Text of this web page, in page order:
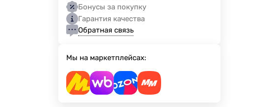
Бонусы за покупку
Гарантия качества
Обратная связь
Мы на маркетплейсах: